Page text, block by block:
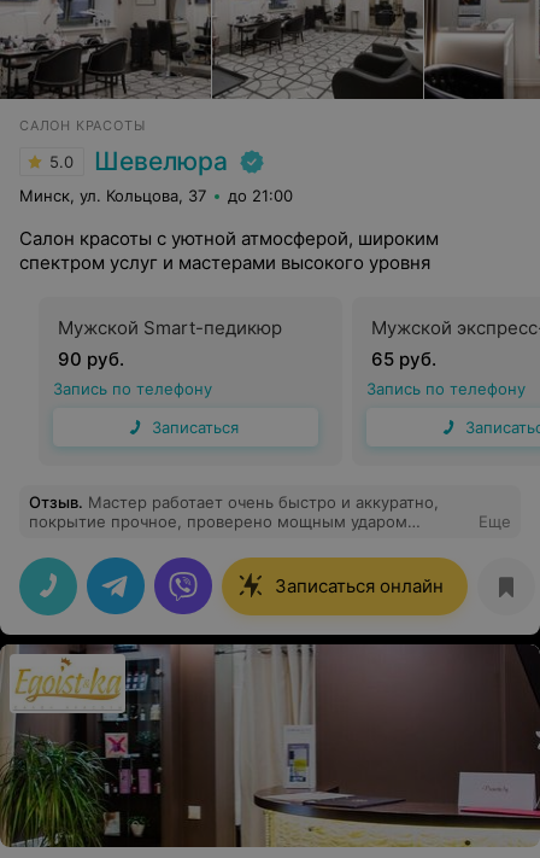
САЛОН КРАСОТЫ
5.0 Шевелюра
Минск, ул. Кольцова, 37 до 21:00
Салон красоты с уютной атмосферой, широким
спектром услуг и мастерами высокого уровня
Мужской Smart-педикюр
90 руб.
Запись по телефону
Записаться
Мужской
65 руб.
Запись по телефону
Отзыв. Мастер работает очень быстро и аккуратно,
покрытие прочное, проверено мощным ударом
не треснуло. Покрытие не толстое, ногти очень
красивые. Посещала этого мастера уже 4 раза, все
отлично! Рекомендую
Еще
Записаться онлайн